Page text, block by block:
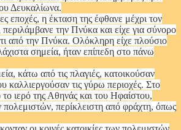
Δευκαλίωνα.
εποχές, η έκταση της έφθανε μέχρι τον
περιλάμβανε την Πνύκα και είχε για σύνορο
από την Πνύκα. Ολόκληρη είχε πλούσιο
σημεία, ήταν επίπεδη στο πάνω
κάτω από τις πλαγιές, κατοικούσαν
καλλιεργούσαν τις γύρω περιοχές. Στο
ιερό της Αθηνάς και του Ηφαίστου,
πολεμιστών, περίκλειστη από φράχτη, όπως